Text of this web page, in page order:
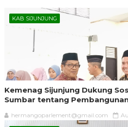
KAB SIJUNJUNG
Kemenag Sijunjung Dukung
Sumbar tentang
hermangoparlement@gmail.com